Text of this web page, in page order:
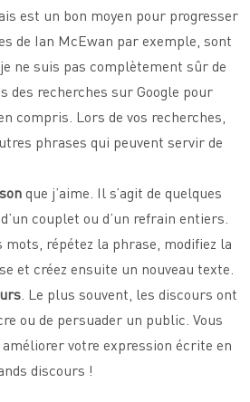
est un bon moyen pour progresser
de Ian McEwan par exemple, sont
ne suis pas complètement sûr de
des recherches sur Google pour
compris. Lors de vos recherches,
phrases qui peuvent servir de
que j’aime. Il s’agit de quelques
couplet ou d’un refrain entiers.
mots, répétez la phrase, modifiez la
et créez ensuite un nouveau texte.
. Le plus souvent, les discours ont
ou de persuader un public. Vous
améliorer votre expression écrite en
discours !